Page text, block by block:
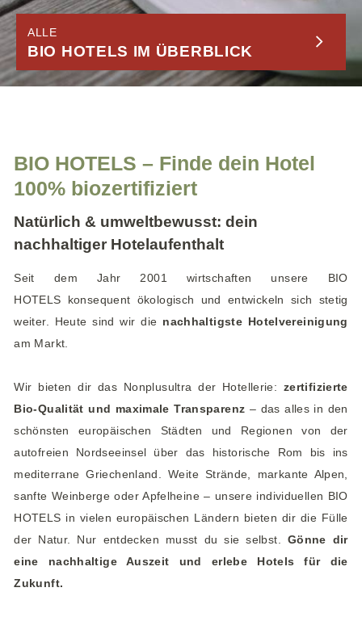
e
n
ALLE
BIO HOTELS IM ÜBERBLICK
BIO HOTELS – Finde dein Hotel
100% biozertifiziert
Natürlich & umweltbewusst: dein
nachhaltiger Hotelaufenthalt
Seit dem Jahr 2001 wirtschaften unsere
BIO
HOTELS konsequent ökologisch und entwickeln sich stetig
weiter. Heute sind wir die nachhaltigste Hotelvereinigung
am Markt
Wir bieten dir das Nonplusultra der Hotellerie: zertifizierte
Bio-Qualität und maximale Transparenz – das alles in den
schönsten europäischen Städten und Regionen von der
autofreien Nordseeinsel über das historische Rom bis ins
mediterrane Griechenland. Weite Strände, markante Alpen,
sanfte Weinberge oder Apfelheine – unsere individuellen BIO
HOTELS in vielen europäischen Ländern bieten dir die Fülle
der Natur. Nur entdecken musst du sie selbst. Gönne dir
eine nachhaltige Auszeit und erlebe Hotels für die
Zukunft.